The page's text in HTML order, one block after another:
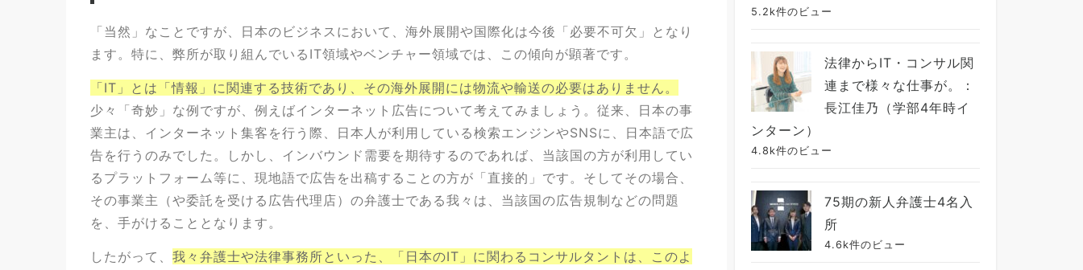
「当然」なことですが、日本のビジネスにおいて、海外展開や国際化は今後「必要不可欠」となり
ます。特に、弊所が取り組んでいるIT領域やベンチャー領域では、この傾向が顕著です。
「IT」とは「情報」に関連する技術であり、その海外展開には物流や輸送の必要はありません。
少々「奇妙」な例ですが、例えばインターネット広告について考えてみましょう。従来、日本の事
業主は、インターネット集客を行う際、日本人が利用している検索エンジンやSNSに、日本語で広
告を行うのみでした。しかし、インバウンド需要を期待するのであれば、当該国の方が利用してい
るプラットフォーム等に、現地語で広告を出稿することの方が「直接的」です。そしてその場合、
その事業主（や委託を受ける広告代理店）の弁護士である我々は、当該国の広告規制などの問題
を、手がけることとなります。
したがって、 我々弁護士や法律事務所といった、「日本のIT」に関わるコンサルタントは、このよ
5.2k件のビュー
法律からIT・コンサル関
連まで様々な仕事が。：
長江佳乃（学部4年時イ
ンターン）
4.8k件のビュー
75期の新人弁護士4名入
所
4.6k件のビュー